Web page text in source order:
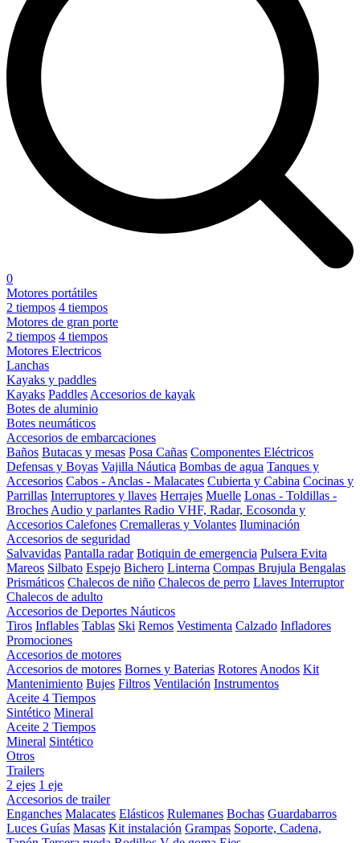
0
Motores portátiles
2 tiempos 4 tiempos
Motores de gran porte
2 tiempos 4 tiempos
Motores Electricos
Lanchas
Kayaks y paddles
Kayaks Paddles Accesorios de kayak
Botes de aluminio
Botes neumáticos
Accesorios de embarcaciones
Baños Butacas y mesas Posa Cañas Componentes Eléctricos
Defensas y Boyas Vajilla Náutica Bombas de agua Tanques y
Accesorios Cabos - Anclas - Malacates Cubierta y Cabina Cocinas y
Parrillas Interruptores y llaves Herrajes Muelle Lonas - Toldillas -
Broches Audio y parlantes Radio VHF, Radar, Ecosonda y
Accesorios Calefones Cremalleras y Volantes Iluminación
Accesorios de seguridad
Salvavidas Pantalla radar Botiquin de emergencia Pulsera Evita
Mareos Silbato Espejo Bichero Linterna Compas Brujula Bengalas
Prismáticos Chalecos de niño Chalecos de perro Llaves Interruptor
Chalecos de adulto
Accesorios de Deportes Náuticos
Tiros Inflables Tablas Ski Remos Vestimenta Calzado Infladores
Promociones
Accesorios de motores
Accesorios de motores Bornes y Baterias Rotores Anodos Kit
Mantenimiento Bujes Filtros Ventilación Instrumentos
Aceite 4 Tiempos
Sintético Mineral
Aceite 2 Tiempos
Mineral Sintético
Otros
Trailers
2 ejes 1 eje
Accesorios de trailer
Enganches Malacates Elásticos Rulemanes Bochas Guardabarros
Luces Guías Masas Kit instalación Grampas Soporte, Cadena,